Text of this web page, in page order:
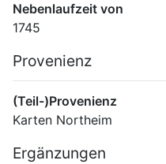
Nebenlaufzeit von
1745
Provenienz
(Teil-)Provenienz
Karten Northeim
Ergänzungen